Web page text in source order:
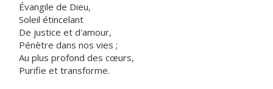
Évangile de Dieu,
Soleil étincelant
De justice et d'amour,
Pénètre dans nos vies ;
Au plus profond des cœurs,
Purifie et transforme.